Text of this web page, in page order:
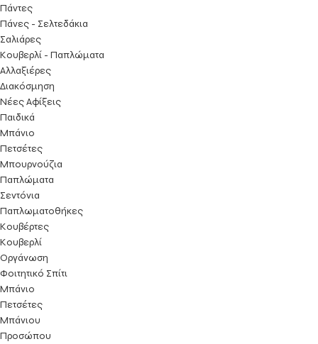
Πάντες
Πάνες - Σελτεδάκια
Σαλιάρες
Κουβερλί - Παπλώματα
Αλλαξιέρες
Διακόσμηση
Νέες Αφίξεις
Παιδικά
Μπάνιο
Πετσέτες
Μπουρνούζια
Παπλώματα
Σεντόνια
Παπλωματοθήκες
Κουβέρτες
Κουβερλί
Οργάνωση
Φοιτητικό Σπίτι
Μπάνιο
Πετσέτες
Μπάνιου
Προσώπου